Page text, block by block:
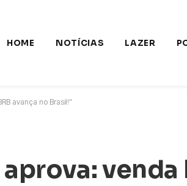
HOME NOTÍCIAS LAZER
avança no Brasil!”
venda